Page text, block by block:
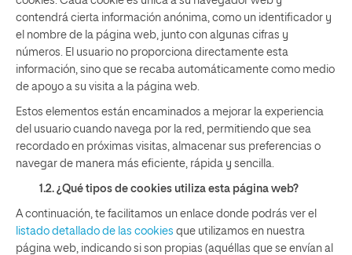
contendrá cierta información anónima, como un identificador y
el nombre de la página web, junto con algunas cifras y
números. El usuario no proporciona directamente esta
información, sino que se recaba automáticamente como medio
de apoyo a su visita a la página web.
Estos elementos están encaminados a mejorar la experiencia
del usuario cuando navega por la red, permitiendo que sea
recordado en próximas visitas, almacenar sus preferencias o
navegar de manera más eficiente, rápida y sencilla.
1.2. ¿Qué tipos de cookies utiliza esta página web?
A continuación, te facilitamos un enlace donde podrás ver el
listado detallado de las cookies que utilizamos en nuestra
página web, indicando si son propias (aquéllas que se envían al